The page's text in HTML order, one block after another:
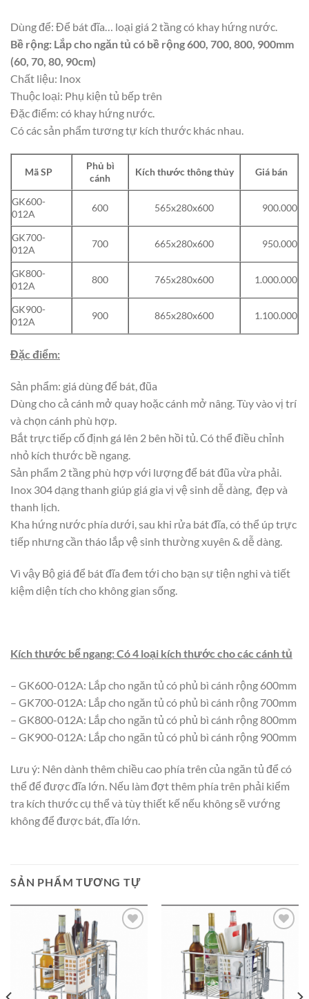
Dùng để: Để bát đĩa… loại giá 2 tầng có khay hứng nước.
Bề rộng: Lắp cho ngăn tủ có bề rộng 600, 700, 800, 900mm
(60, 70, 80, 90cm)
Chất liệu: Inox
Thuộc loại: Phụ kiện tủ bếp trên
Đặc điểm: có khay hứng nước.
Có các sản phẩm tương tự kích thước khác nhau.
Mã SP
Phủ bì
cánh
Kích thước thông thủy Giá bán
GK600-
012A
600 565x280x600 900.000
GK700-
012A
700 665x280x600 950.000
GK800-
012A
800 765x280x600 1.000.000
GK900-
012A
900 865x280x600 1.100.000
Đặc điểm:
Sản phẩm: giá dùng để bát, đũa
Dùng cho cả cánh mở quay hoặc cánh mở nâng. Tùy vào vị trí
và chọn cánh phù hợp.
Bắt trực tiếp cố định gá lên 2 bên hồi tủ. Có thể điều chỉnh
nhỏ kích thước bề ngang.
Sản phẩm 2 tầng phù hợp với lượng để bát đũa vừa phải.
Inox 304 dạng thanh giúp giá gia vị vệ sinh dễ dàng, đẹp và
thanh lịch.
Kha hứng nước phía dưới, sau khi rửa bát đĩa, có thể úp trực
tiếp nhưng cần tháo lắp vệ sinh thường xuyên & dễ dàng.
Vì vậy Bộ giá để bát đĩa đem tới cho bạn sự tiện nghi và tiết
kiệm diện tích cho không gian sống.
Kích thước bể ngang: Có 4 loại kích thước cho các cánh tủ
– GK600-012A: Lắp cho ngăn tủ có phủ bì cánh rộng 600mm
– GK700-012A: Lắp cho ngăn tủ có phủ bì cánh rộng 700mm
– GK800-012A: Lắp cho ngăn tủ có phủ bì cánh rộng 800mm
– GK900-012A: Lắp cho ngăn tủ có phủ bì cánh rộng 900mm
Lưu ý: Nên dành thêm chiều cao phía trên của ngăn tủ để có
thể để được đĩa lớn. Nếu làm đợt thêm phía trên phải kiểm
tra kích thước cụ thể và tùy thiết kế nếu không sẽ vướng
không để được bát, đĩa lớn.
SẢN PHẨM TƯƠNG TỰ
Add to
wishlist
Add to
wishlist